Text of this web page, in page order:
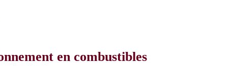
en combustibles